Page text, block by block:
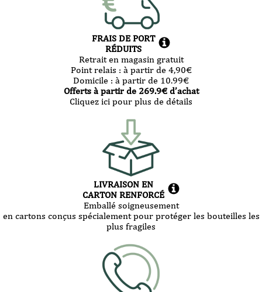
FRAIS DE PORT
RÉDUITS
Retrait en magasin gratuit
Point relais : à partir de 4,90€
Domicile : à partir de 10.99€
Offerts à partir de 269.9€ d’achat
Cliquez ici pour plus de détails
LIVRAISON EN
CARTON RENFORCÉ
Emballé soigneusement
en cartons conçus spécialement pour protéger les bouteilles les
plus fragiles